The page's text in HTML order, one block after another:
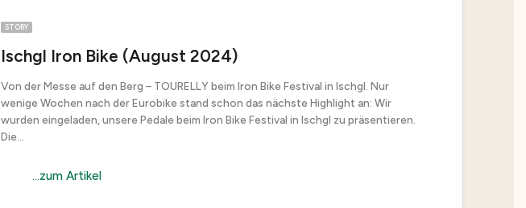
STORY
Ischgl Iron Bike (August 2024)
Von der Messe auf den Berg – TOURELLY beim Iron Bike Festival in Ischgl. Nur
wenige Wochen nach der Eurobike stand schon das nächste Highlight an: Wir
wurden eingeladen, unsere Pedale beim Iron Bike Festival in Ischgl zu präsentieren.
Die...
...zum Artikel